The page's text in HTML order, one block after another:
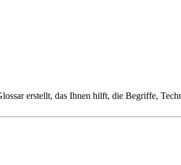
erstellt, das Ihnen hilft, die Begriffe,